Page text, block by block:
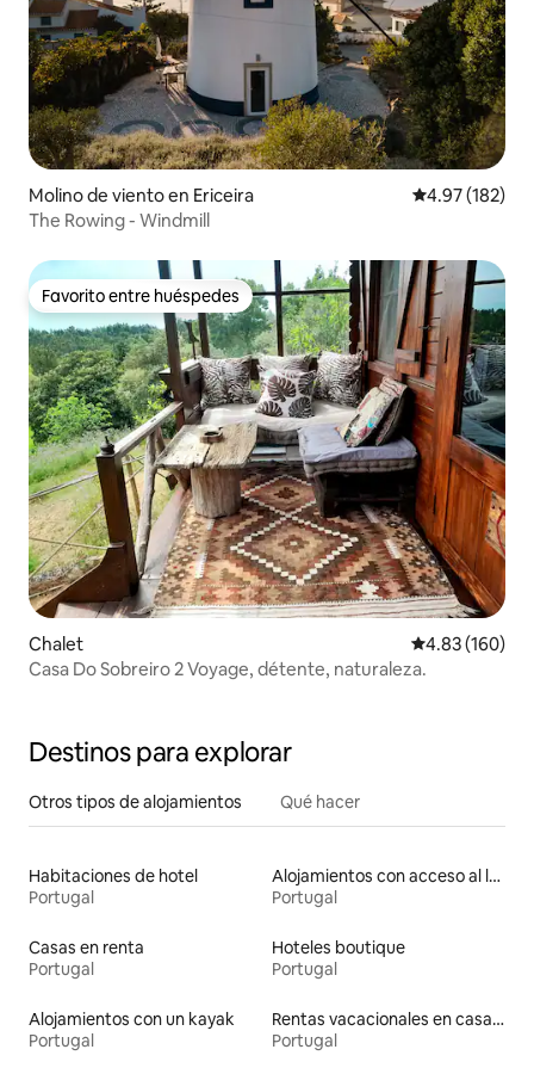
Molino de viento en Ericeira Calificación
4.97 (182)
The Rowing - Windmill
Favorito entre huéspedes
Favorito entre huéspedes
Chalet Calificación
4.83 (160)
Casa Do Sobreiro 2 Voyage, détente, naturaleza.
Destinos para explorar
Otros tipos de alojamientos Qué hacer
Habitaciones de hotel
Portugal
Alojamientos con acceso al lago
Portugal
Casas en renta
Portugal
Hoteles boutique
Portugal
Alojamientos con un kayak
Portugal
Rentas vacacionales en casas adosadas
Portugal